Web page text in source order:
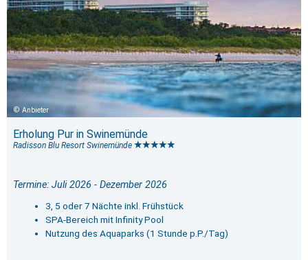
Anbieter
Erholung Pur in Swinemünde
Radisson Blu Resort Swinemünde
Termine: Juli 2026 - Dezember 2026
3, 5 oder 7 Nächte inkl. Frühstück
SPA-Bereich mit Infinity Pool
Nutzung des Aquaparks (1 Stunde p.P./Tag)